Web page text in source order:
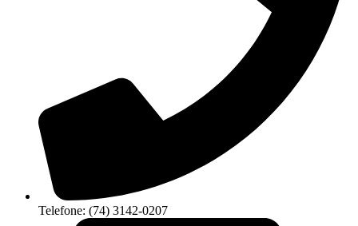
Telefone: (74) 3142-0207